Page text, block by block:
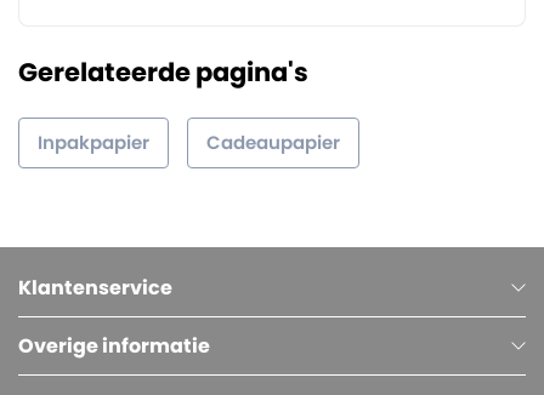
Gerelateerde pagina's
Inpakpapier Cadeaupapier
Klantenservice
Overige informatie